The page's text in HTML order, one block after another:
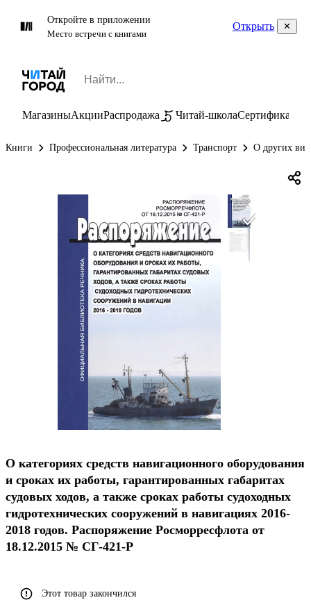
Откройте в приложении
Место встречи с книгами
Открыть
МагазиныАкцииРаспродажа Читай-школаСертификаты
Книги Профессиональная литература Транспорт О других
О категориях средств навигационного оборудования
и сроках их работы, гарантированных габаритах
судовых ходов, а также сроках работы судоходных
гидротехнических сооружений в навигациях 2016-
2018 годов. Распоряжение Росморресфлота от
18.12.2015 № СГ-421-Р
Этот товар закончился